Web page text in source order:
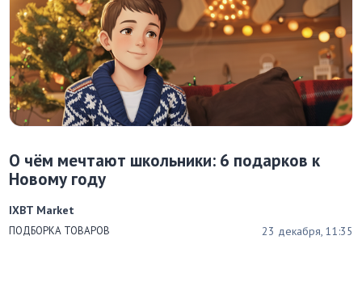
О чём мечтают школьники: 6 подарков к
Новому году
ПОДБОРКА ТОВАРОВ 23 декабря, 11:35
IXBT Market